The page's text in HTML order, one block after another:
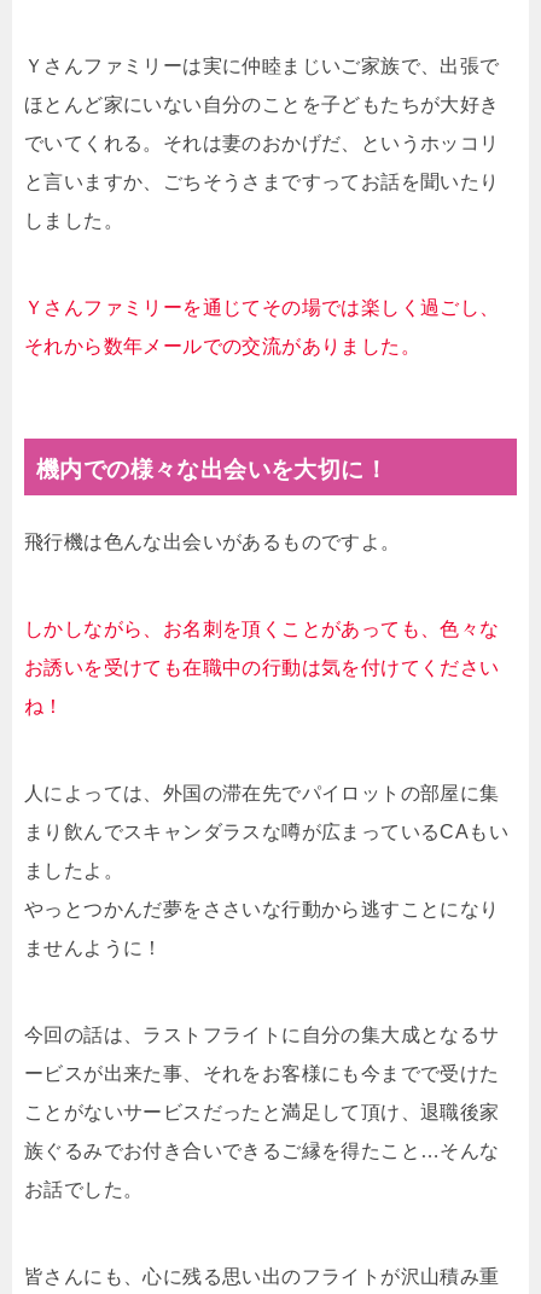
Ｙさんファミリーは実に仲睦まじいご家族で、出張で
ほとんど家にいない自分のことを子どもたちが大好き
でいてくれる。それは妻のおかげだ、というホッコリ
と言いますか、ごちそうさまですってお話を聞いたり
しました。
Ｙさんファミリーを通じてその場では楽しく過ごし、
それから数年メールでの交流がありました。
機内での様々な出会いを大切に！
飛行機は色んな出会いがあるものですよ。
しかしながら、お名刺を頂くことがあっても、色々な
お誘いを受けても在職中の行動は気を付けてください
ね！
人によっては、外国の滞在先でパイロットの部屋に集
まり飲んでスキャンダラスな噂が広まっているCAもい
ましたよ。
やっとつかんだ夢をささいな行動から逃すことになり
ませんように！
今回の話は、ラストフライトに自分の集大成となるサ
ービスが出来た事、それをお客様にも今までで受けた
ことがないサービスだったと満足して頂け、退職後家
族ぐるみでお付き合いできるご縁を得たこと…そんな
お話でした。
皆さんにも、心に残る思い出のフライトが沢山積み重